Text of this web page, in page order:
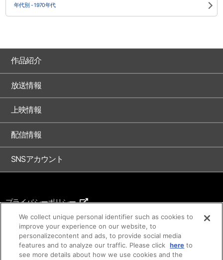
年代別 - 1970年代
作品紹介
放送情報
上映情報
配信情報
SNSアカウント
プライバシーポリシー
ご利用条件
著作権について
アイデア等のご提案について
We collect unique personal identifier such as cookies to
improve your experience on our website, to
personalizecontent and ads, to provide social media
features and to analyze our traffic. Please click here to
see more details about how we use cookies and the